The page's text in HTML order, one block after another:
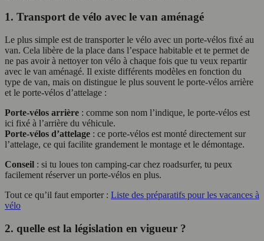
1. Transport de vélo avec le van aménagé
Le plus simple est de transporter le vélo avec un porte-vélos fixé au
van. Cela libère de la place dans l’espace habitable et te permet de
ne pas avoir à nettoyer ton vélo à chaque fois que tu veux repartir
avec le van aménagé. Il existe différents modèles en fonction du
type de van, mais on distingue le plus souvent le porte-vélos arrière
et le porte-vélos d’attelage :
Porte-vélos arrière : comme son nom l’indique, le porte-vélos est
ici fixé à l’arrière du véhicule.
Porte-vélos d’attelage : ce porte-vélos est monté directement sur
l’attelage, ce qui facilite grandement le montage et le démontage.
Conseil : si tu loues ton camping-car chez roadsurfer, tu peux
facilement réserver un porte-vélos en plus.
Tout ce qu’il faut emporter : Liste des préparatifs pour les vacances à
vélo
2. quelle est la législation en vigueur ?